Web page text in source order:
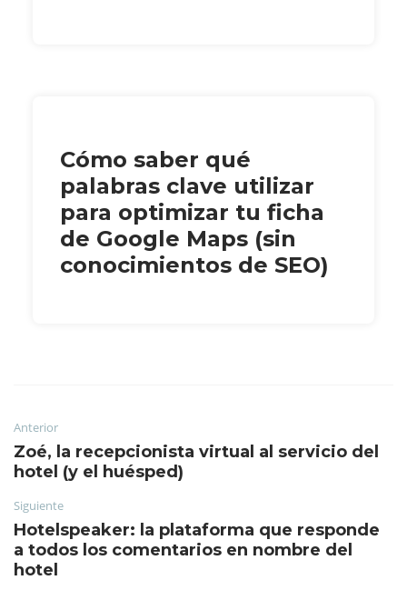
Cómo saber qué
palabras clave utilizar
para optimizar tu ficha
de Google Maps (sin
conocimientos de SEO)
Anterior
Zoé, la recepcionista virtual al servicio del
hotel (y el huésped)
Siguiente
Hotelspeaker: la plataforma que responde
a todos los comentarios en nombre del
hotel